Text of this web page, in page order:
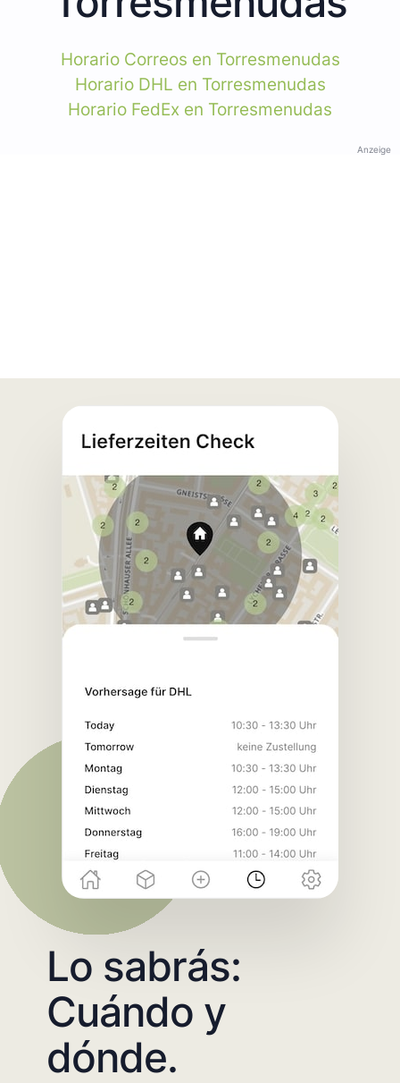
Horario Correos en Torresmenudas
Horario DHL en Torresmenudas
Horario FedEx en Torresmenudas
Anzeige
Lo sabrás:
Cuándo y
dónde.